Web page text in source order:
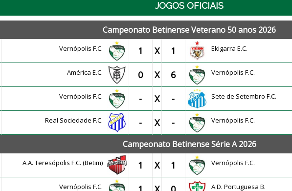
JOGOS OFICIAIS
Campeonato Betinense Veterano 50 anos 2026
Vernópolis F.C. 1 X 1 Ekigarra E.C.
América E.C. 0 X 6 Vernópolis F.C.
Vernópolis F.C. - X - Sete de Setembro F.C.
Real Sociedade F.C. - X - Vernópolis F.C.
Campeonato Betinense Série A 2026
A.A. Teresópolis F.C. (Betim) 1 X 1 Vernópolis F.C.
Vernópolis F.C. A.D. Portuguesa B.